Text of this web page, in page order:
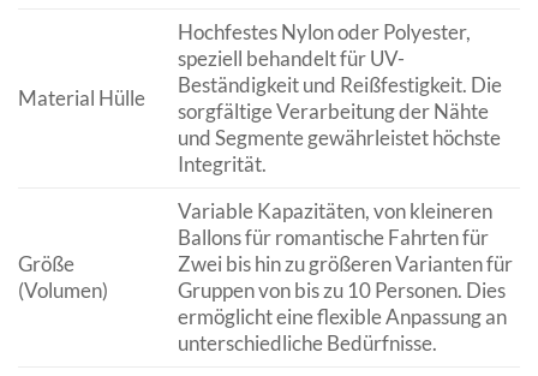
Material Hülle
Hochfestes Nylon oder Polyester,
speziell behandelt für UV-
Beständigkeit und Reißfestigkeit. Die
sorgfältige Verarbeitung der Nähte
und Segmente gewährleistet höchste
Integrität.
Größe
(Volumen)
Variable Kapazitäten, von kleineren
Ballons für romantische Fahrten für
Zwei bis hin zu größeren Varianten für
Gruppen von bis zu 10 Personen. Dies
ermöglicht eine flexible Anpassung an
unterschiedliche Bedürfnisse.